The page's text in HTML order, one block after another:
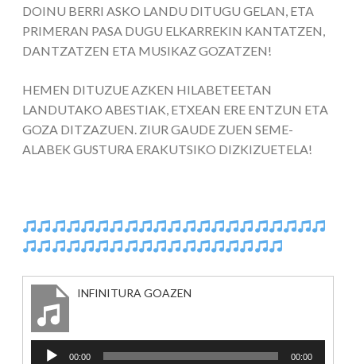
DOINU BERRI ASKO LANDU DITUGU GELAN, ETA
PRIMERAN PASA DUGU ELKARREKIN KANTATZEN,
DANTZATZEN ETA MUSIKAZ GOZATZEN!
HEMEN DITUZUE AZKEN HILABETEETAN
LANDUTAKO ABESTIAK, ETXEAN ERE ENTZUN ETA
GOZA DITZAZUEN. ZIUR GAUDE ZUEN SEME-
ALABEK GUSTURA ERAKUTSIKO DIZKIZUETELA!
INFINITURA GOAZEN
Soinu
00:00 00:00